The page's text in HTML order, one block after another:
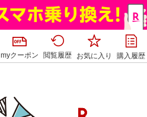
myクーポン 閲覧履歴 お気に入り 購入履歴